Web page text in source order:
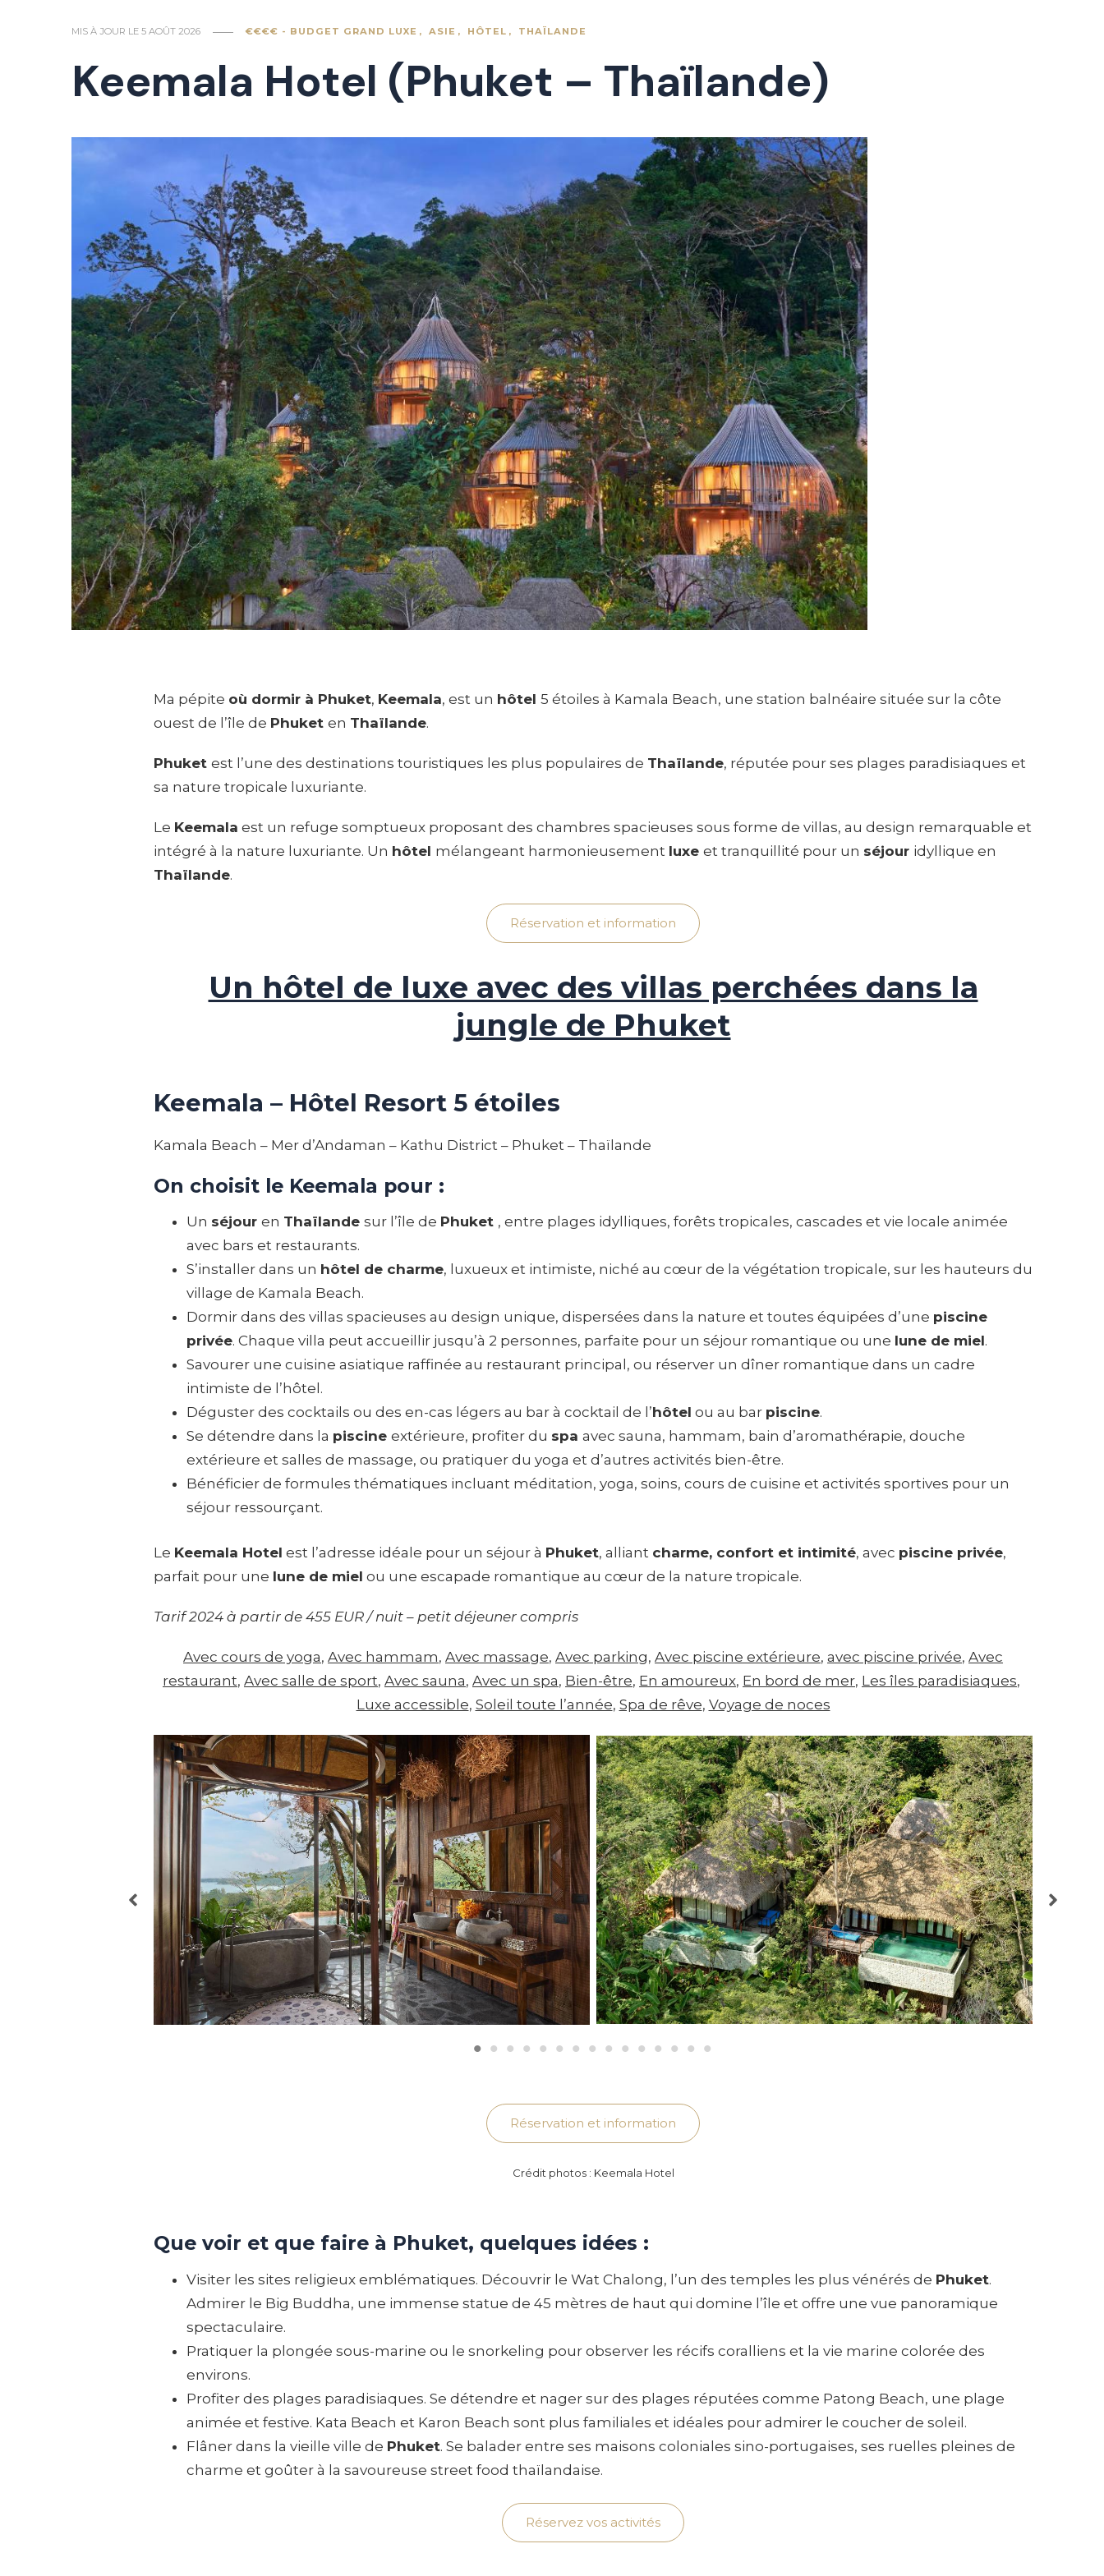
MIS À JOUR LE 5 AOÛT 2026 €€€€ - BUDGET GRAND LUXE ASIE HÔTEL THAÏLANDE
Keemala Hotel (Phuket – Thaïlande)
Ma pépite où dormir à Phuket, Keemala, est un hôtel 5 étoiles à Kamala Beach, une station balnéaire située sur la côte
ouest de l’île de Phuket en Thaïlande.
Phuket est l’une des destinations touristiques les plus populaires de Thaïlande, réputée pour ses plages paradisiaques et
sa nature tropicale luxuriante.
Le Keemala est un refuge somptueux proposant des chambres spacieuses sous forme de villas, au design remarquable et
intégré à la nature luxuriante. Un hôtel mélangeant harmonieusement luxe et tranquillité pour un séjour idyllique en
Thaïlande.
Réservation et information
Un hôtel de luxe avec des villas perchées dans la
jungle de Phuket
Keemala – Hôtel Resort 5 étoiles
Kamala Beach – Mer d’Andaman – Kathu District – Phuket – Thaïlande
On choisit le Keemala pour :
Un séjour en Thaïlande sur l’île de Phuket , entre plages idylliques, forêts tropicales, cascades et vie locale animée
avec bars et restaurants.
S’installer dans un hôtel de charme, luxueux et intimiste, niché au cœur de la végétation tropicale, sur les hauteurs du
village de Kamala Beach.
Dormir dans des villas spacieuses au design unique, dispersées dans la nature et toutes équipées d’une piscine
privée. Chaque villa peut accueillir jusqu’à 2 personnes, parfaite pour un séjour romantique ou une lune de miel.
Savourer une cuisine asiatique raffinée au restaurant principal, ou réserver un dîner romantique dans un cadre
intimiste de l’hôtel.
Déguster des cocktails ou des en-cas légers au bar à cocktail de l’hôtel ou au bar piscine.
Se détendre dans la piscine extérieure, profiter du spa avec sauna, hammam, bain d’aromathérapie, douche
extérieure et salles de massage, ou pratiquer du yoga et d’autres activités bien-être.
Bénéficier de formules thématiques incluant méditation, yoga, soins, cours de cuisine et activités sportives pour un
séjour ressourçant.
Le Keemala Hotel est l’adresse idéale pour un séjour à Phuket, alliant charme, confort et intimité, avec piscine privée,
parfait pour une lune de miel ou une escapade romantique au cœur de la nature tropicale.
Tarif 2024 à partir de 455 EUR / nuit – petit déjeuner compris
Avec cours de yoga, Avec hammam, Avec massage, Avec parking, Avec piscine extérieure, avec piscine privée, Avec
restaurant, Avec salle de sport, Avec sauna, Avec un spa, Bien-être, En amoureux, En bord de mer, Les îles paradisiaques
Luxe accessible, Soleil toute l’année, Spa de rêve, Voyage de noces
Réservation et information
Crédit photos : Keemala Hotel
Que voir et que faire à Phuket, quelques idées :
Visiter les sites religieux emblématiques. Découvrir le Wat Chalong, l’un des temples les plus vénérés de Phuket.
Admirer le Big Buddha, une immense statue de 45 mètres de haut qui domine l’île et offre une vue panoramique
spectaculaire.
Pratiquer la plongée sous-marine ou le snorkeling pour observer les récifs coralliens et la vie marine colorée des
environs.
Profiter des plages paradisiaques. Se détendre et nager sur des plages réputées comme Patong Beach, une plage
animée et festive. Kata Beach et Karon Beach sont plus familiales et idéales pour admirer le coucher de soleil.
Flâner dans la vieille ville de Phuket. Se balader entre ses maisons coloniales sino-portugaises, ses ruelles pleines de
charme et goûter à la savoureuse street food thaïlandaise.
Réservez vos activités